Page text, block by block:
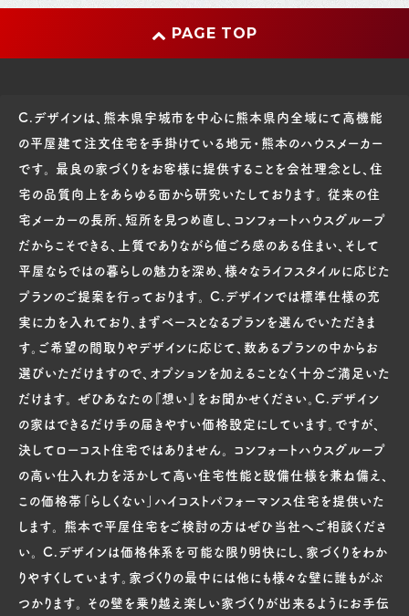
PAGE TOP
C.デザインは、熊本県宇城市を中心に熊本県内全域にて高機能
の平屋建て注文住宅を手掛けている地元・熊本のハウスメーカー
です。 最良の家づくりをお客様に提供することを会社理念とし、住
宅の品質向上をあらゆる面から研究いたしております。 従来の住
宅メーカーの長所、短所を見つめ直し、コンフォートハウスグループ
だからこそできる、上質でありながら値ごろ感のある住まい、そして
平屋ならではの暮らしの魅力を深め、様々なライフスタイルに応じた
プランのご提案を行っております。 C.デザインでは標準仕様の充
実に力を入れており、まずベースとなるプランを選んでいただきま
す。ご希望の間取りやデザインに応じて、数あるプランの中からお
選びいただけますので、オプションを加えることなく十分ご満足いた
だけます。 ぜひあなたの『想い』をお聞かせください。C.デザイン
の家はできるだけ手の届きやすい価格設定にしています。ですが、
決してローコスト住宅ではありません。 コンフォートハウスグループ
の高い仕入れ力を活かして高い住宅性能と設備仕様を兼ね備え、
この価格帯「らしくない」ハイコストパフォーマンス住宅を提供いた
します。 熊本で平屋住宅をご検討の方はぜひ当社へご相談くださ
い。 C.デザインは価格体系を可能な限り明快にし、家づくりをわか
りやすくしています。家づくりの最中には他にも様々な壁に誰もがぶ
つかります。 その壁を乗り越え楽しい家づくりが出来るようにお手伝